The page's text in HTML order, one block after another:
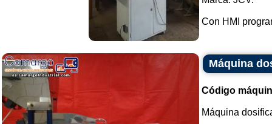
Con HMI
Máquina
Código
Máquina